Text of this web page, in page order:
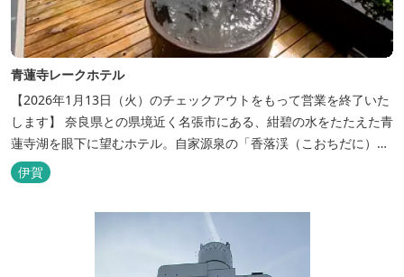
青蓮寺レークホテル
【2026年1月13日（火）のチェックアウトをもって営業を終了いた
します】 奈良県との県境近く名張市にある、紺碧の水をたたえた青
蓮寺湖を眼下に望むホテル。自家源泉の「香落渓（こおちだに）温
泉」は天然アルカリ泉。露天風呂から眺める湖は、遮るものがな
く、絶景と評判です。
伊賀